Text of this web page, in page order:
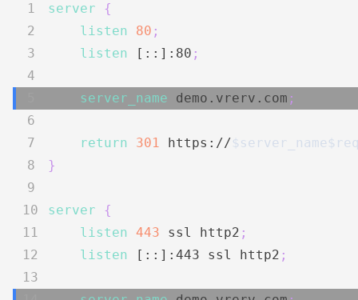
server
{
listen
80 ;
listen [::]:80 ;
server_name demo.vrerv.com ;
return 301 https://$server_name
}
server
{
listen 443 ssl http2 ;
listen [::]:443 ssl http2 ;